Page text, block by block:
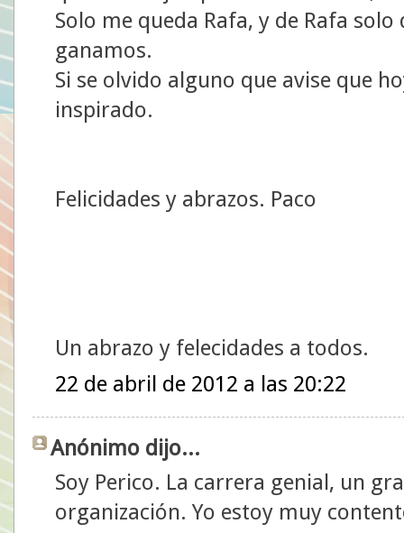
Solo me queda Rafa, y de Rafa
ganamos.
Si se olvido alguno que avise que
inspirado.
Felicidades y abrazos. Paco
Un abrazo y felecidades a todos.
22 de abril de 2012 a las 20:22
Anónimo dijo...
Soy Perico. La carrera genial, un
organización. Yo estoy muy